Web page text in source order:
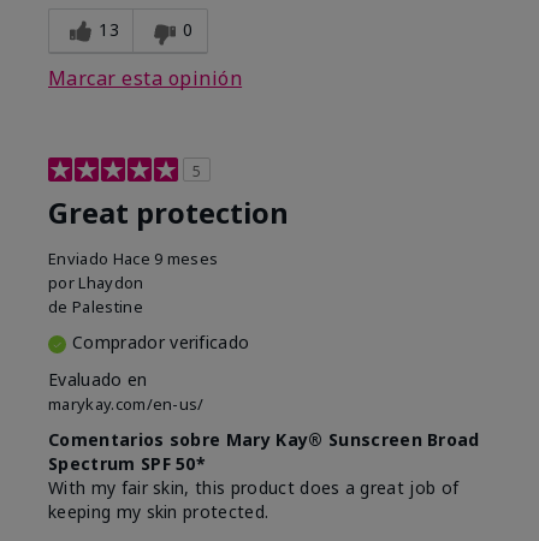
13 0
Marcar esta opinión
5
Great protection
Enviado Hace 9 meses
por Lhaydon
de Palestine
Comprador verificado
Evaluado en
marykay.com/en-us/
Comentarios sobre Mary Kay® Sunscreen Broad
Spectrum SPF 50*
With my fair skin, this product does a great job of
keeping my skin protected.